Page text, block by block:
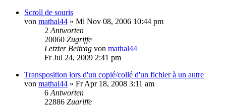
Scroll de souris
von mathal44 » Mi Nov 08, 2006 10:44 pm
2 Antworten
20060 Zugriffe
Letzter Beitrag von mathal44
Fr Jul 24, 2009 2:41 pm
Transposition lors d'un copié/collé d'un fichier à un autre
von mathal44 » Fr Apr 18, 2008 3:11 am
6 Antworten
22886 Zugriffe